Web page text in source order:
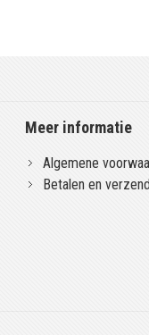
Meer informatie
Algemene
Betalen en